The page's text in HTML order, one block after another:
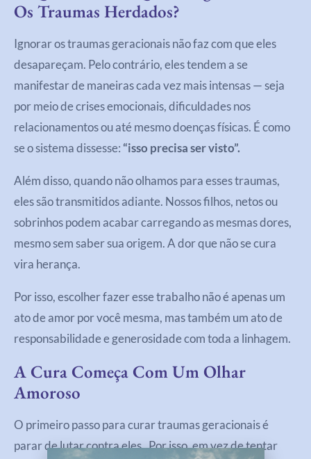
Os Traumas Herdados?
Ignorar os traumas geracionais não faz com que eles
desapareçam. Pelo contrário, eles tendem a se
manifestar de maneiras cada vez mais intensas — seja
por meio de crises emocionais, dificuldades nos
relacionamentos ou até mesmo doenças físicas. É como
se o sistema dissesse: “isso precisa ser visto”.
Além disso, quando não olhamos para esses traumas,
eles são transmitidos adiante. Nossos filhos, netos ou
sobrinhos podem acabar carregando as mesmas dores,
mesmo sem saber sua origem. A dor que não se cura
vira herança.
Por isso, escolher fazer esse trabalho não é apenas um
ato de amor por você mesma, mas também um ato de
responsabilidade e generosidade com toda a linhagem.
A Cura Começa Com Um Olhar
Amoroso
O primeiro passo para curar traumas geracionais é
parar de lutar contra eles. Por isso, em vez de tentar